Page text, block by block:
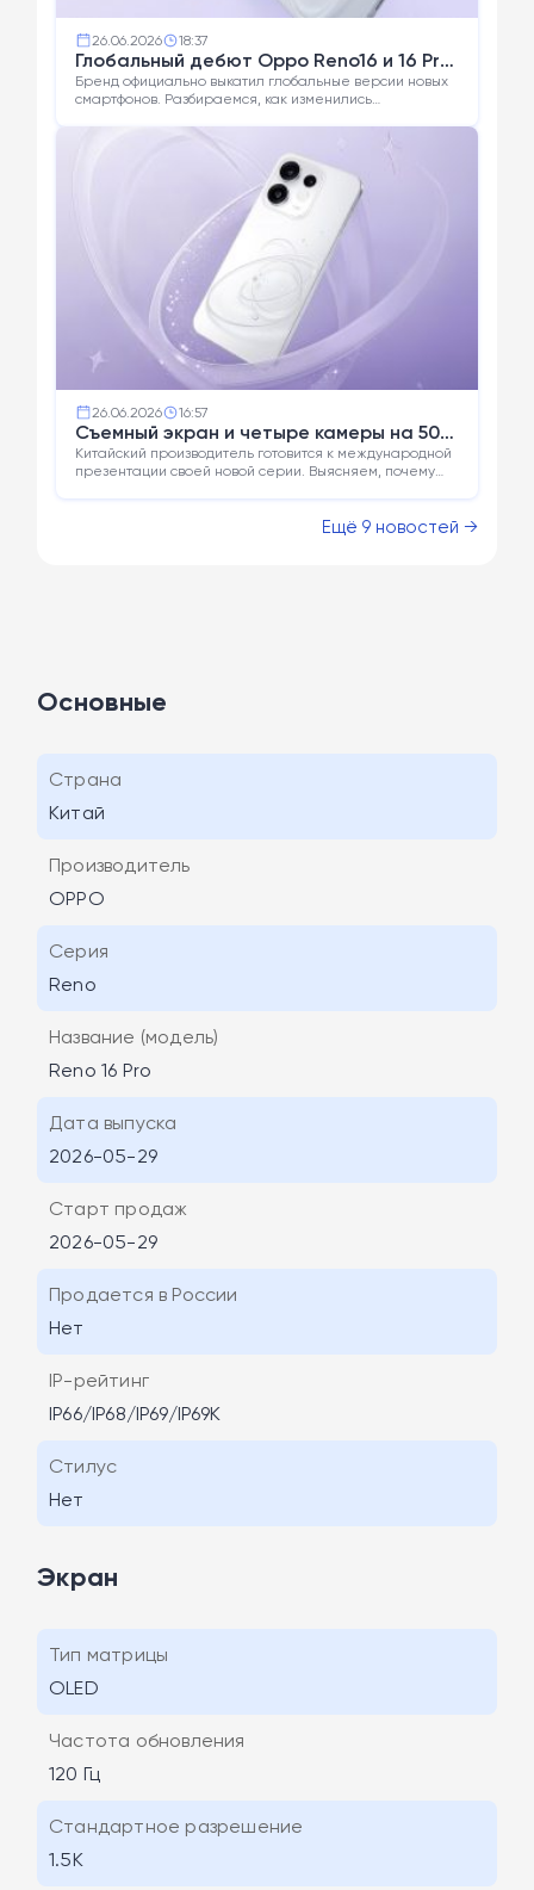
26.06.2026 18:37
Глобальный дебют Oppo Reno16 и 16 Pro:
экраны стали быстрее, но батареи
уменьшились
Бренд официально выкатил глобальные версии новых
смартфонов. Разбираемся, как изменились
стала меньше по сравнению с китайскими версиями.
26.06.2026 16:57
Съемный экран и четыре камеры на 50
Мп: Oppo раскрыла характеристики
смартфона Reno16 перед анонсом
Китайский производитель готовится к международной
презентации своей новой серии. Выясняем, почему
Ещё 9 новостей →
Основные
Страна
Китай
Производитель
OPPO
Серия
Reno
Название (модель)
Reno 16 Pro
Дата выпуска
2026-05-29
Старт продаж
2026-05-29
Продается в России
Нет
IP-рейтинг
IP66/IP68/IP69/IP69K
Стилус
Нет
Экран
Тип матрицы
OLED
Частота обновления
120 Гц
Стандартное разрешение
1.5K